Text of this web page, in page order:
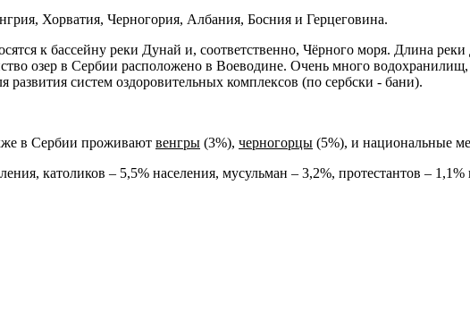
Хорватия, Черногория, Албания, Босния и Герцеговина.
к бассейну реки Дунай и, соответственно, Чёрного моря. Длина
озер в Сербии расположено в Воеводине. Очень много
систем оздоровительных комплексов (по сербски - бани).
в Сербии проживают венгры (3%), черногорцы (5%), и национальные
католиков – 5,5% населения, мусульман – 3,2%, протестантов –